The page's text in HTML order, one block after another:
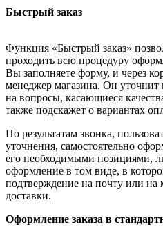
Быстрый заказ
Функция «Быстрый заказ»
проходить всю процедуру
Вы заполняете форму, и через
менеджер магазина. Он уточнит
на вопросы, касающиеся
также подскажет о вариантах
По результатам звонка,
уточнения, самостоятельно
его необходимыми позициями,
оформление в том виде, в
подтверждение на почту или
доставки.
Оформление заказа в